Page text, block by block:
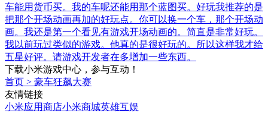
车能用货币买。我的车呢还能用那个蓝图买。好玩我推荐的是
把那个开场动画再加的好玩点。你可以换一个车，那个开场动
画。我还是第一个看见有游戏开场动画的。简直是非常好玩。
我以前玩过类似的游戏。他真的是很好玩的。所以这样我才给
五星好评。请游戏开发者在多增加一些东西。
下载小米游戏中心，参与互动！
首页 > 豪车狂飙大赛
友情链接
小米应用商店小米商城英雄互娱